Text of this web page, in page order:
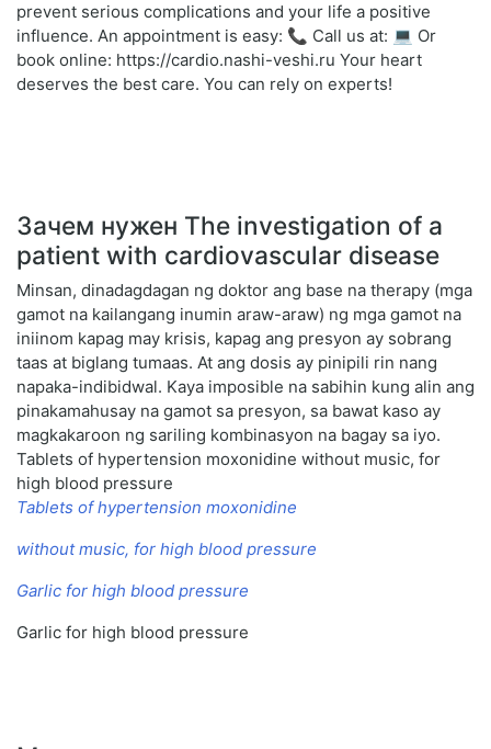
prevent serious complications and your life a positive
influence. An appointment is easy: 📞 Call us at: 💻 Or
book online: https://cardio.nashi-veshi.ru Your heart
deserves the best care. You can rely on experts!
Зачем нужен The investigation of a
patient with cardiovascular disease
Minsan, dinadagdagan ng doktor ang base na therapy (mga
gamot na kailangang inumin araw-araw) ng mga gamot na
iniinom kapag may krisis, kapag ang presyon ay sobrang
taas at biglang tumaas. At ang dosis ay pinipili rin nang
napaka-indibidwal. Kaya imposible na sabihin kung alin ang
pinakamahusay na gamot sa presyon, sa bawat kaso ay
magkakaroon ng sariling kombinasyon na bagay sa iyo.
Tablets of hypertension moxonidine without music, for
high blood pressure
Tablets of hypertension moxonidine
without music, for high blood pressure
Garlic for high blood pressure
Garlic for high blood pressure